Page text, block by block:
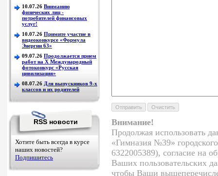
Внимание!
Продолжая использовать
«Гимназия №39»
6322005389), согласие на
Ваших пользовательских
чтобы Ваши
10.07.26 Вниманию
физических лиц -
потребителей финансовых
услуг!
10.07.26 Примите участие в
видеоконкурсе «Формула
Энергии 63»
09.07.26 Продолжается прием
работ на Х Международный
фотоконкурс «Русская
цивилизация»
08.07.26 Для выпускников 9-х
классов и их родителей
RSS новости
Хотите быть всегда в курсе
наших новостей?
Подпишитесь